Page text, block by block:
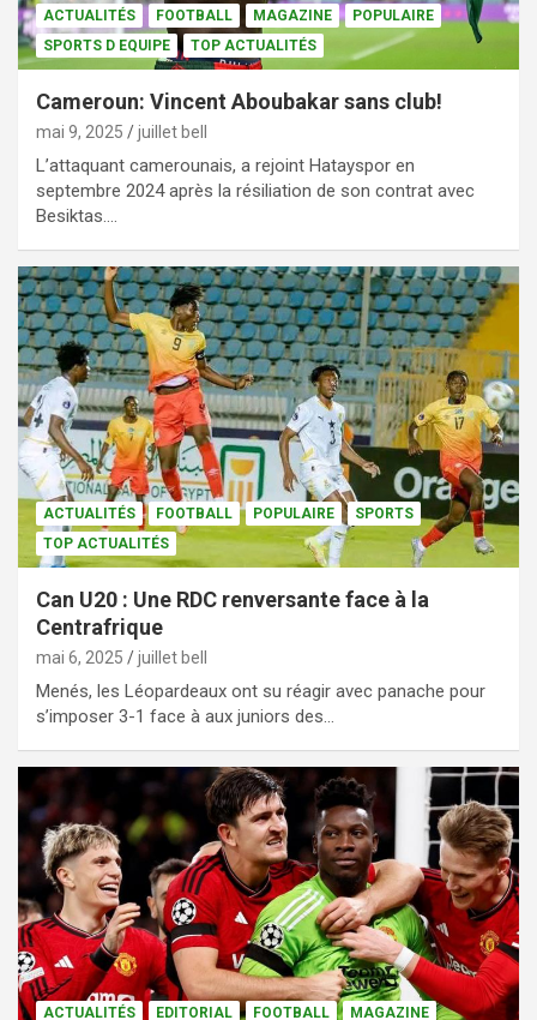
ACTUALITÉS FOOTBALL MAGAZINE
POPULAIRE
SPORTS D EQUIPE
TOP ACTUALITÉS
Cameroun: Vincent Aboubakar sans club!
mai 9, 2025 juillet bell
L’attaquant camerounais, a rejoint Hatayspor en
septembre 2024 après la résiliation de son contrat avec
Besiktas.…
ACTUALITÉS FOOTBALL POPULAIRE
SPORTS
TOP ACTUALITÉS
Can U20 : Une RDC renversante face à la
Centrafrique
mai 6, 2025 juillet bell
Menés, les Léopardeaux ont su réagir avec panache pour
s’imposer 3-1 face à aux juniors des…
ACTUALITÉS EDITORIAL FOOTBALL MAGAZINE